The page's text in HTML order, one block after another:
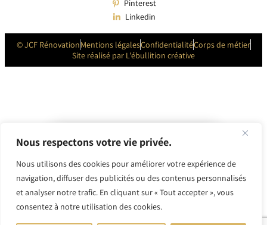
Nous respectons votre vie privée.
Nous utilisons des cookies pour améliorer votre expérience de
navigation, diffuser des publicités ou des contenus personnalisés
et analyser notre trafic. En cliquant sur « Tout accepter », vous
consentez à notre utilisation des cookies.
Pinterest
Linkedin
© JCF RénovationMentions légalesConfidentialitéCorps de métier
Site réalisé par L'ébullition créative
Ce site utilise des cookies pour une
meilleure expérience utilisateur.
Accepter et fermer